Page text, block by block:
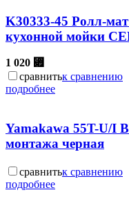
K30333-45 Ролл-
кухонной мойки
1 020 ⃏
сравнитьк сравнению
подробнее
Yamakawa 55T-U/I
монтажа черная
сравнитьк сравнению
подробнее